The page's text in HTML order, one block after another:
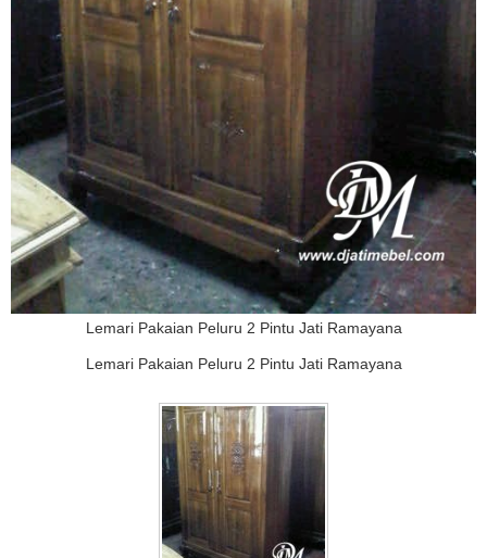
Lemari Pakaian Peluru 2 Pintu Jati Ramayana
Lemari Pakaian Peluru 2 Pintu Jati Ramayana